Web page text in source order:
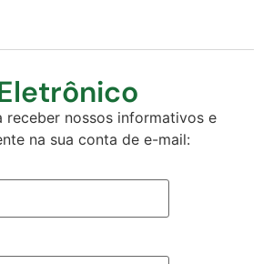
receber nossos informativos e
na sua conta de e-mail: